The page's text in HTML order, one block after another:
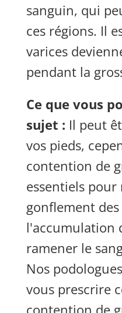
sanguin, qui
ces régions. Il
varices
pendant la
Ce que vous
sujet : Il peut
vos pieds,
contention de
essentiels
gonflement
l'accumulation
ramener le
Nos
vous prescrire
contention de